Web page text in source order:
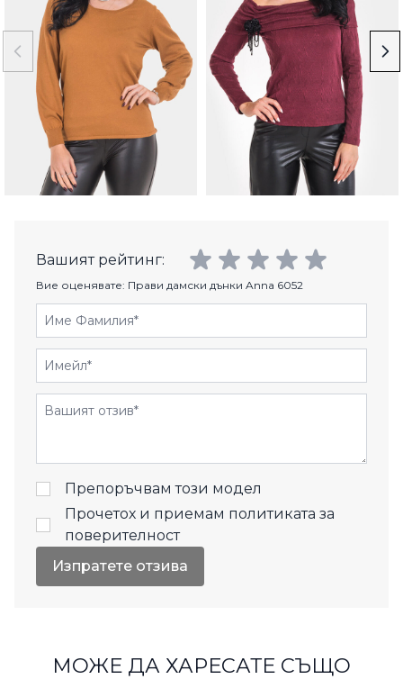
Вашият рейтинг:
Вие оценявате: Прави дамски дънки Anna 6052
Име Фамилия
Имейл
Отзиви
Препоръчвам този модел
Прочетох и приемам политиката за
поверителност
Изпратете отзива
МОЖЕ ДА ХАРЕСАТЕ СЪЩО